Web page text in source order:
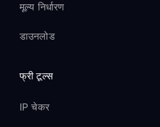
मूल्य निर्धारण
डाउनलोड
फ्री टूल्स
IP चेकर